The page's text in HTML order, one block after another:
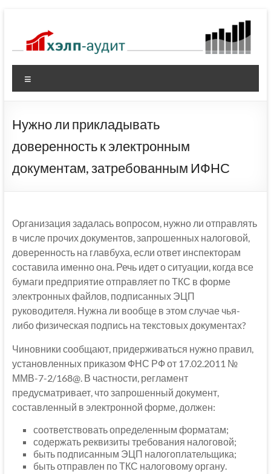
содержимому
Нужно ли прикладывать
доверенность к электронным
документам, затребованным ИФНС
Организация задалась вопросом, нужно ли отправлять
в числе прочих документов, запрошенных налоговой,
доверенность на главбуха, если ответ инспекторам
составила именно она. Речь идет о ситуации, когда все
бумаги предприятие отправляет по ТКС в форме
электронных файлов, подписанных ЭЦП
руководителя. Нужна ли вообще в этом случае чья-
либо физическая подпись на текстовых документах?
Чиновники сообщают, придерживаться нужно правил,
установленных приказом ФНС РФ от 17.02.2011 №
ММВ-7-2/168@. В частности, регламент
предусматривает, что запрошенный документ,
составленный в электронной форме, должен:
соответствовать определенным форматам;
содержать реквизиты требования налоговой;
быть подписанным ЭЦП налогоплательщика;
быть отправлен по ТКС налоговому органу.